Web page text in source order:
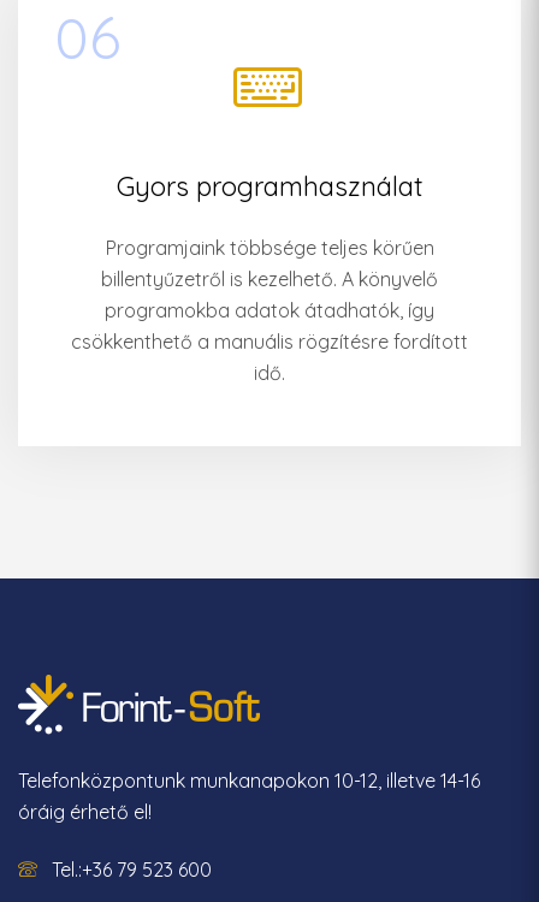
06
Gyors programhasználat
Programjaink többsége teljes körűen
billentyűzetről is kezelhető. A könyvelő
programokba adatok átadhatók, így
csökkenthető a manuális rögzítésre fordított
idő.
Telefonközpontunk munkanapokon 10-12, illetve 14-16
óráig érhető el!
Tel.:+36 79 523 600